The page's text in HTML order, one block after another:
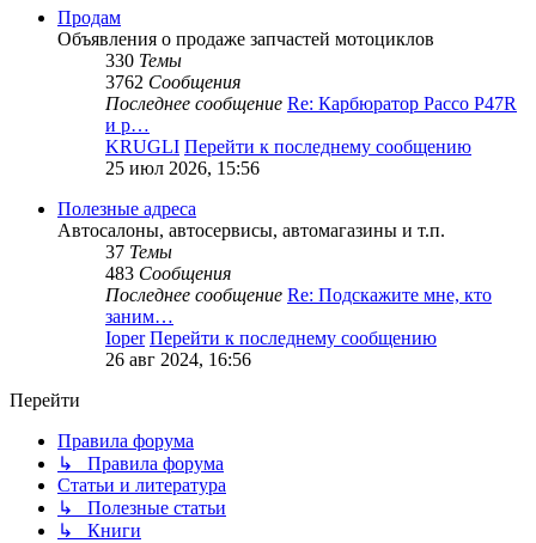
Продам
Объявления о продаже запчастей мотоциклов
330 Темы
3762 Сообщения
Последнее сообщение Re: Карбюратор Pacco P47R
и р…
KRUGLI Перейти к последнему сообщению
25 июл 2026, 15:56
Полезные адреса
Автосалоны, автосервисы, автомагазины и т.п.
37 Темы
483 Сообщения
Последнее сообщение Re: Подскажите мне, кто
заним…
Ioper Перейти к последнему сообщению
26 авг 2024, 16:56
Перейти
Правила форума
↳ Правила форума
Статьи и литература
↳ Полезные статьи
↳ Книги